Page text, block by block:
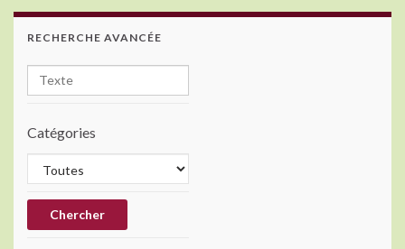
RECHERCHE AVANCÉE
Catégories